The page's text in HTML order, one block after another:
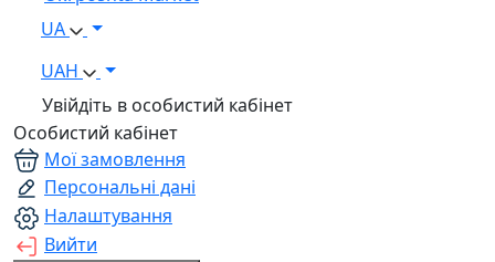
UA
UAH
Увійдіть в особистий кабінет
Особистий кабінет
Мої замовлення
Персональні дані
Налаштування
Вийти